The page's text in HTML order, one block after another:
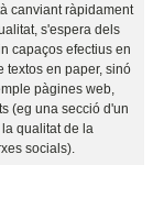
canviant ràpidament
s'espera dels
capaços efectius en
textos en paper, sinó
pàgines web,
(eg una secció d'un
qualitat de la
socials).